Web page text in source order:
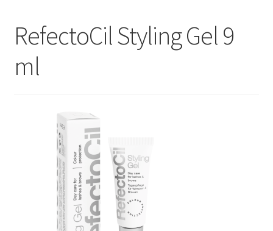
VERBRUIKSMATERIALEN
SALON INRICHTING
VOETVERZORGING
SALON BENODIGDHEDEN
MERK SITES
RefectoCil Styling Gel 9
ml